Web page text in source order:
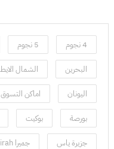
4 نجوم 5 نجوم
البحرين الشمال
اليونان اماكن التسوق
بورصة بوكيت
جزيرة ياس جميرا Jumeirah